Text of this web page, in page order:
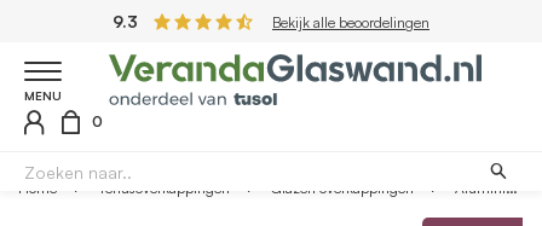
9.3 Bekijk alle beoordelingen
MENU
0
Home Terrasoverkappingen Glazen overkappingen Aluminium overkapping antraciet 707cm x 300cm met helder glazen dak